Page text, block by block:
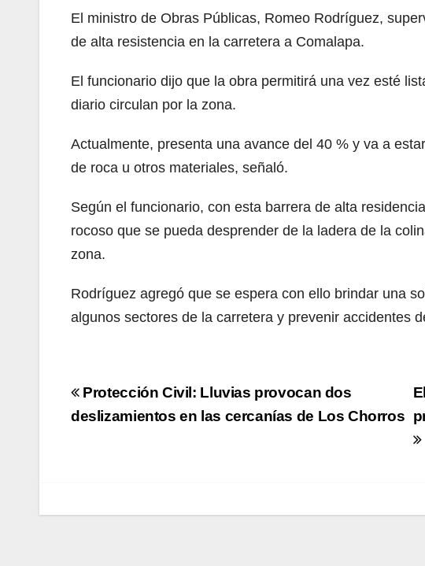
El ministro de Obras Públicas, Romeo Rodríguez,
de alta resistencia en la carretera a Comalapa.
El funcionario dijo que la obra permitirá una vez esté
diario circulan por la zona.
Actualmente, presenta una avance del 40 % y va a
de roca u otros materiales, señaló.
Según el funcionario, con esta barrera de alta
rocoso que se pueda desprender de la ladera de la
zona.
Rodríguez agregó que se espera con ello brindar una
algunos sectores de la carretera y prevenir accidentes
Navegación
de
Protección Civil: Lluvias provocan dos
deslizamientos en las cercanías de Los Chorros